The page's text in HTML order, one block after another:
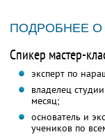
ПОДРОБНЕЕ
Спикер мастер-
эксперт по
владелец
месяц;
основатель и
учеников по